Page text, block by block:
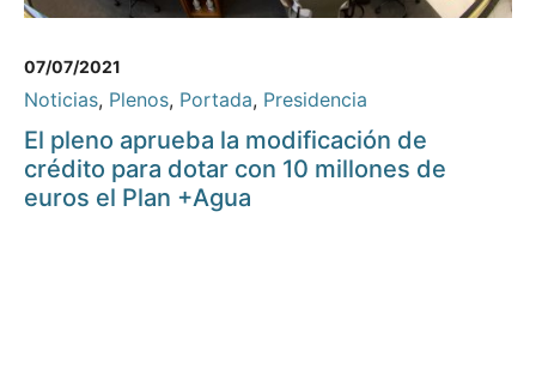
07/07/2021
Noticias, Plenos, Portada, Presidencia
El pleno aprueba la modificación de
crédito para dotar con 10 millones de
euros el Plan +Agua